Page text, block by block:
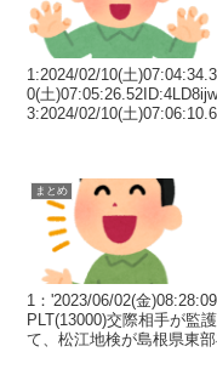
1:2024/02/10(土
0(土
3:2024/02/10(土
まとめ
1：'2023/06/02(金
PLT(13000)交際相手が監
て、松江地検が島根県東